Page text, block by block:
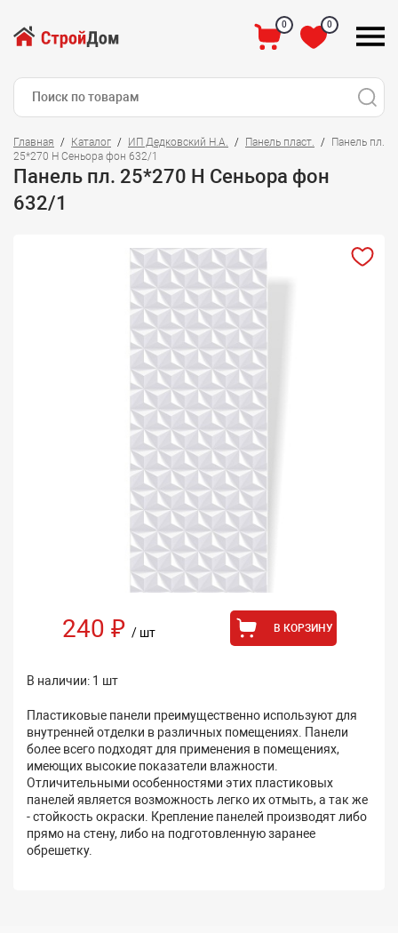
0 0
Главная Каталог ИП Дедковский Н.А. Панель пласт.
Панель пл.
25*270 Н Сеньора фон 632/1
Панель пл. 25*270 Н Сеньора фон
632/1
240 ₽ / шт В КОРЗИНУ
В наличии: 1 шт
Пластиковые панели преимущественно используют для
внутренней отделки в различных помещениях. Панели
более всего подходят для применения в помещениях,
имеющих высокие показатели влажности.
Отличительными особенностями этих пластиковых
панелей является возможность легко их отмыть, а так же
- стойкость окраски. Крепление панелей производят либо
прямо на стену, либо на подготовленную заранее
обрешетку.